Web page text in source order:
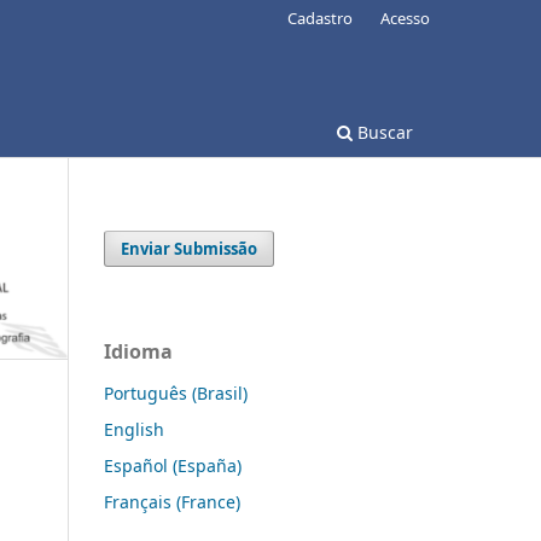
Buscar
Cadastro Acesso
Enviar Submissão
Idioma
Português (Brasil)
English
Español (España)
Français (France)